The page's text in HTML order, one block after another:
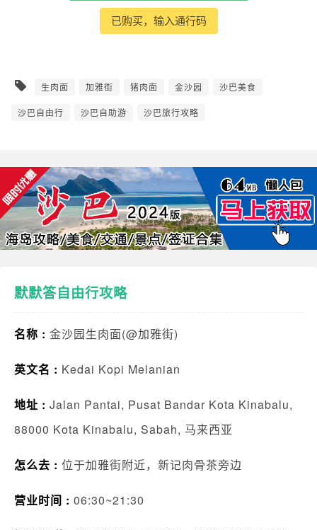
已购买，输入通行码
生肉面 加雅街 猪肉面 金沙园 沙巴美食
沙巴自由行 沙巴自助游 沙巴旅行攻略
默默答自由行攻略
名称 : 金沙园生肉面(@加雅街)
英文名 : Kedai Kopi Melanian
地址 : Jalan Pantai, Pusat Bandar Kota Kinabalu,
88000 Kota Kinabalu, Sabah, 马来西亚
怎么去 : 位于加雅街附近，新记肉骨茶旁边
营业时间 : 06:30~21:30